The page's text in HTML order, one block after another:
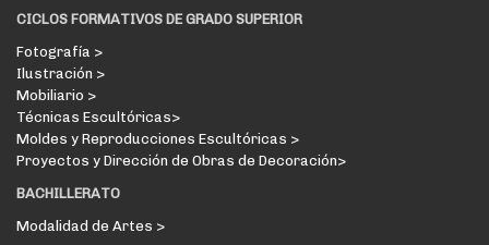
CICLOS FORMATIVOS DE GRADO SUPERIOR
Fotografía >
Ilustración >
Mobiliario >
Técnicas Escultóricas>
Moldes y Reproducciones Escultóricas >
Proyectos y Dirección de Obras de Decoración>
BACHILLERATO
Modalidad de Artes >